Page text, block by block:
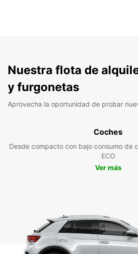
Nuestra flota de
y furgonetas
Aprovecha la oportunidad de probar
Coches
Desde compacto con bajo consumo de
ECO
Ver más